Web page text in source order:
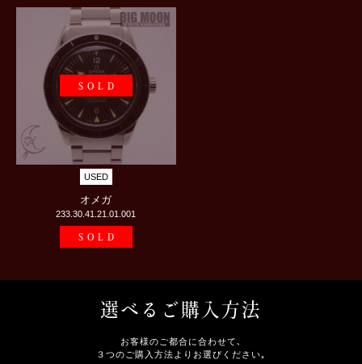
SOLD
USED
オメガ
233.30.41.21.01.001
SOLD
選べるご購入方法
お客様のご都合に合わせて､
３つのご購入方法よりお選びください｡